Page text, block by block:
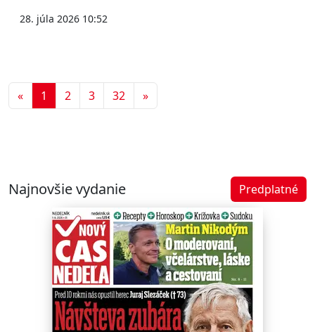
28. júla 2026 10:52
«Predchádzajúca
1 2 3 32 »Ďalšia
Najnovšie vydanie Predplatné